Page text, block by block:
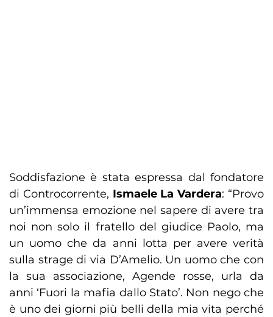
Soddisfazione è stata espressa dal fondatore
di Controcorrente, Ismaele La Vardera: “Provo
un’immensa emozione nel sapere di avere tra
noi non solo il fratello del giudice Paolo, ma
un uomo che da anni lotta per avere verità
sulla strage di via D’Amelio. Un uomo che con
la sua associazione, Agende rosse, urla da
anni ‘Fuori la mafia dallo Stato’. Non nego che
è uno dei giorni più belli della mia vita perché